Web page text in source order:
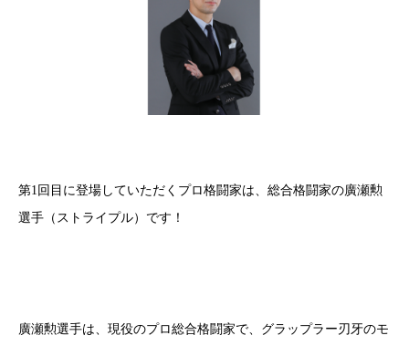
第1回目に登場していただくプロ格闘家は、総合格闘家の廣瀬勲
選手（ストライプル）です！
廣瀬勲選手は、現役のプロ総合格闘家で、グラップラー刃牙のモ